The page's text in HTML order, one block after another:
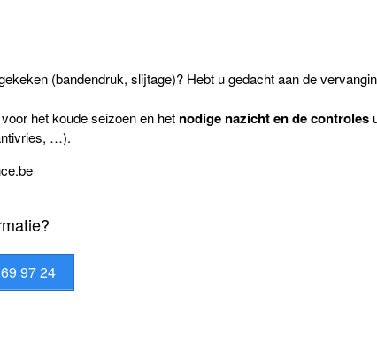
(bandendruk, slijtage)? Hebt u gedacht aan de
het koude seizoen en het nodige nazicht en de controles
…).
97 24